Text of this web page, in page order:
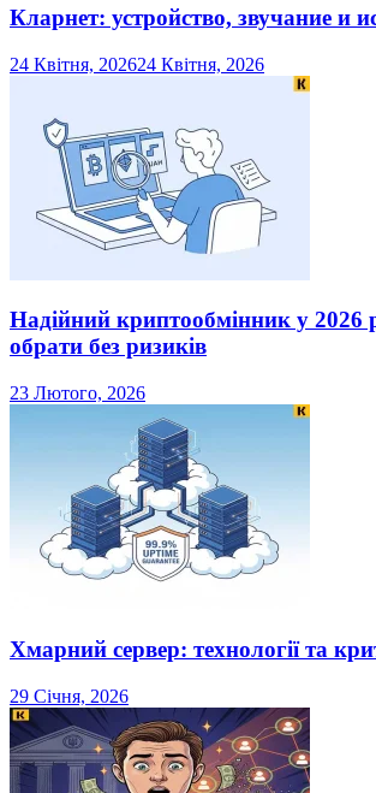
Кларнет: устройство, звучание и
24 Квітня, 202624 Квітня, 2026
Надійний криптообмінник у 2026
обрати без ризиків
23 Лютого, 2026
Хмарний сервер: технології та
29 Січня, 2026